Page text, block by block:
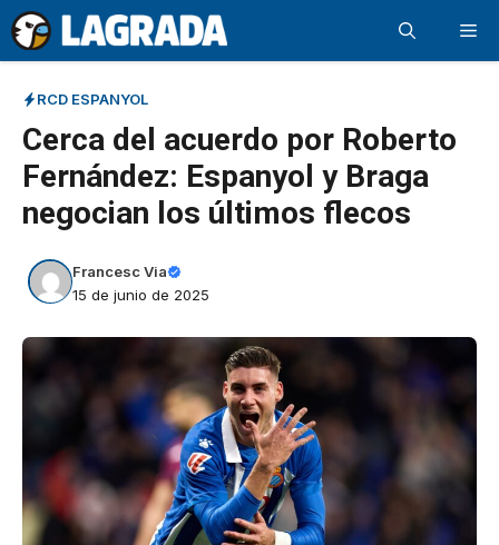
Saltar
al
contenido
RCD ESPANYOL
Cerca del acuerdo por Roberto
Fernández: Espanyol y Braga
negocian los últimos flecos
Francesc Via
15 de junio de 2025